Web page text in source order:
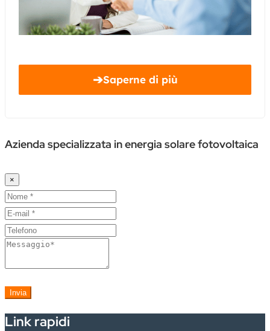
➔Saperne di più
Azienda specializzata in energia solare fotovoltaica
×
Invia
Link rapidi